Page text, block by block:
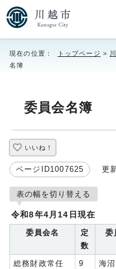
現在の位置： トップページ >
名簿
委員会名簿
いいね！
ページID1007625 更新
表の幅を切り替える
令和8年4月14日現在
委員会名
定
数
委
総務財政常任
9
海